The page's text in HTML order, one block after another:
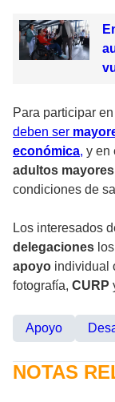
Para participar en
deben ser
económica, y en
adultos mayores
condiciones de
Los interesados
delegaciones
apoyo individual
fotografía, CURP
Apoyo
NOTAS